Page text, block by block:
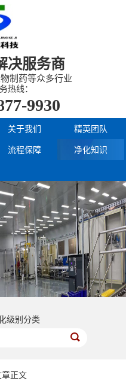
决服务商
制药等众多行业
热线：
9930
关于我们
精英团队
流程保障
净化知识
级别分类
正文